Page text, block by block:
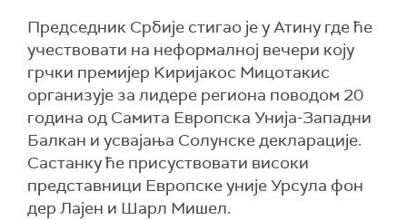
Председник Србије стигао је у Атину где ће
учествовати на неформалној вечери коју
грчки премијер Kиријакос Мицотакис
организује за лидере региона поводом 20
година од Самита Европска Унија-Западни
Балкан и усвајања Солунске декларације.
Састанку ће присуствовати високи
представници Европске уније Урсула фон
дер Лајен и Шарл Мишел.